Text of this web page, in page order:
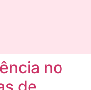
no
de